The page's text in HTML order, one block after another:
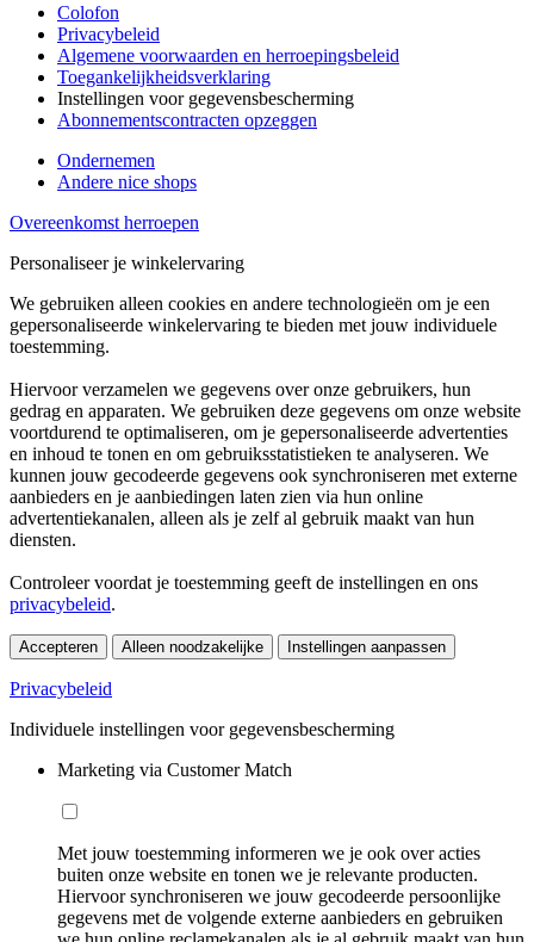
Colofon
Privacybeleid
Algemene voorwaarden en herroepingsbeleid
Toegankelijkheidsverklaring
Instellingen voor gegevensbescherming
Abonnementscontracten opzeggen
Ondernemen
Andere nice shops
Overeenkomst herroepen
Personaliseer je winkelervaring
We gebruiken alleen cookies en andere technologieën om je een
gepersonaliseerde winkelervaring te bieden met jouw individuele
toestemming.
Hiervoor verzamelen we gegevens over onze gebruikers, hun
gedrag en apparaten. We gebruiken deze gegevens om onze website
voortdurend te optimaliseren, om je gepersonaliseerde advertenties
en inhoud te tonen en om gebruiksstatistieken te analyseren. We
kunnen jouw gecodeerde gegevens ook synchroniseren met externe
aanbieders en je aanbiedingen laten zien via hun online
advertentiekanalen, alleen als je zelf al gebruik maakt van hun
diensten.
Controleer voordat je toestemming geeft de instellingen en ons
privacybeleid.
Accepteren Alleen noodzakelijke Instellingen aanpassen
Privacybeleid
Individuele instellingen voor gegevensbescherming
Marketing via Customer Match
Met jouw toestemming informeren we je ook over acties
buiten onze website en tonen we je relevante producten.
Hiervoor synchroniseren we jouw gecodeerde persoonlijke
gegevens met de volgende externe aanbieders en gebruiken